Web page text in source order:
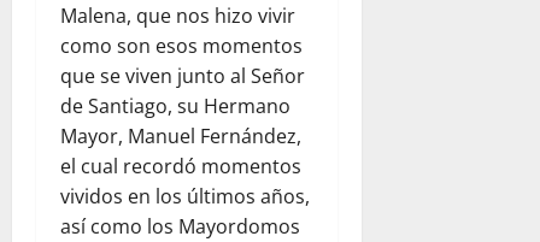
Malena, que nos hizo vivir
como son esos momentos
que se viven junto al Señor
de Santiago, su Hermano
Mayor, Manuel Fernández,
el cual recordó momentos
vividos en los últimos años,
así como los Mayordomos